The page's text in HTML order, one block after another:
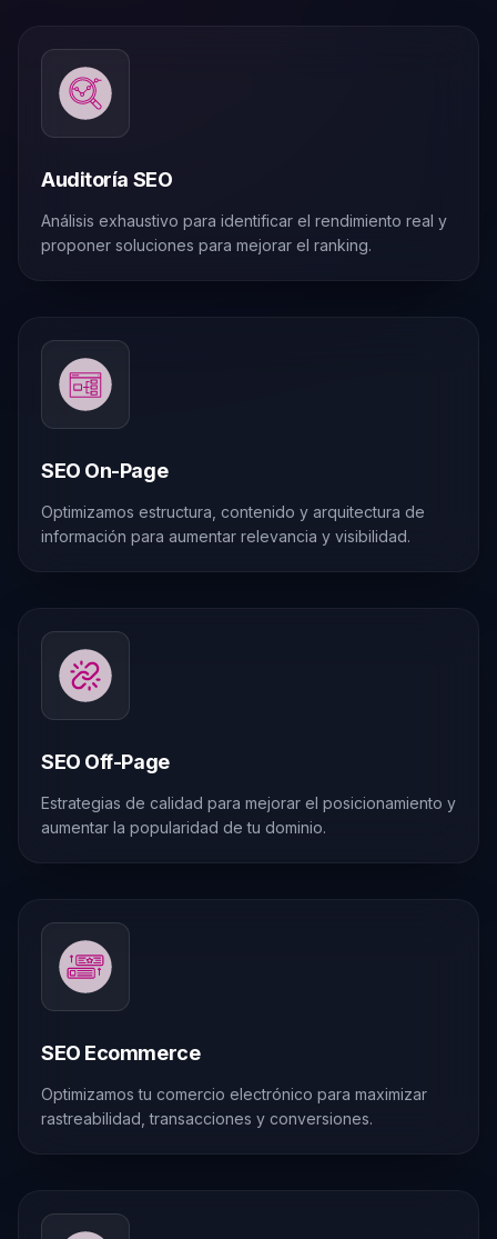
Auditoría SEO
Análisis exhaustivo para identificar el rendimiento real y
proponer soluciones para mejorar el ranking.
SEO On-Page
Optimizamos estructura, contenido y arquitectura de
información para aumentar relevancia y visibilidad.
SEO Off-Page
Estrategias de calidad para mejorar el posicionamiento y
aumentar la popularidad de tu dominio.
SEO Ecommerce
Optimizamos tu comercio electrónico para maximizar
rastreabilidad, transacciones y conversiones.